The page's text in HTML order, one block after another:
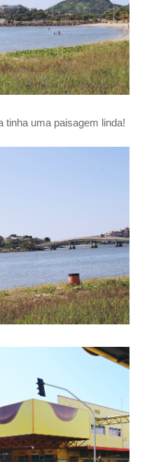
tinha uma paisagem linda!